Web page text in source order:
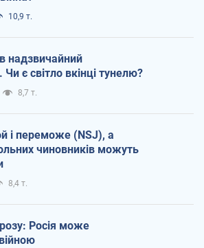
10,9 т.
надзвичайний
є світло вкінці тунелю?
8,7 т.
і переможе (NSJ), а
чиновників можуть
8,4 т.
Росія може